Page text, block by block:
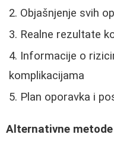
Objašnjenje svih
Realne rezultate
Informacije o
komplikacijama
Plan oporavka i
Alternativne